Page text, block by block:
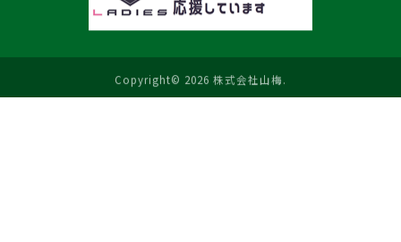
Copyright© 2026 株式会社山梅.